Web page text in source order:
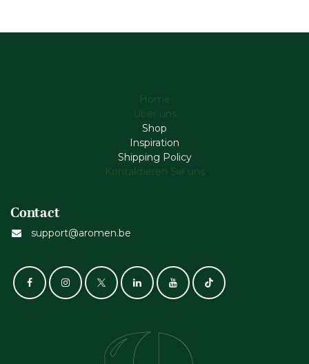
Home
Über uns
Shop
Inspiration
Shipping Policy
Kontaktieren Sie uns
Contact
support@aromen.be